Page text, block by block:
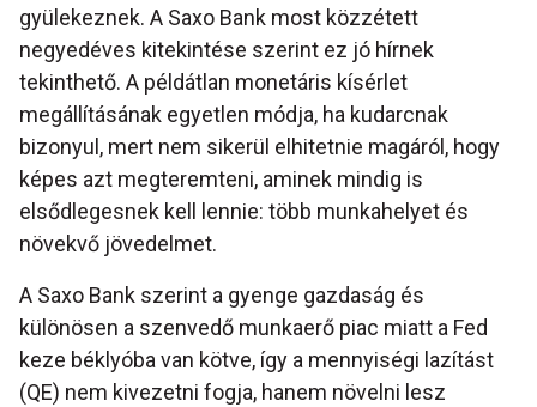
gyülekeznek. A Saxo Bank most közzétett
negyedéves kitekintése szerint ez jó hírnek
tekinthető. A példátlan monetáris kísérlet
megállításának egyetlen módja, ha kudarcnak
bizonyul, mert nem sikerül elhitetnie magáról, hogy
képes azt megteremteni, aminek mindig is
elsődlegesnek kell lennie: több munkahelyet és
növekvő jövedelmet.
A Saxo Bank szerint a gyenge gazdaság és
különösen a szenvedő munkaerő piac miatt a Fed
keze béklyóba van kötve, így a mennyiségi lazítást
(QE) nem kivezetni fogja, hanem növelni lesz